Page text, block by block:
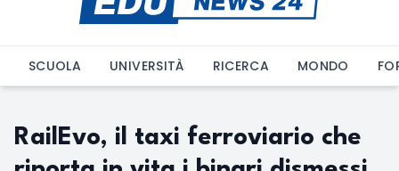
SCUOLA UNIVERSITÀ RICERCA MONDO
RailEvo, il taxi ferroviario che